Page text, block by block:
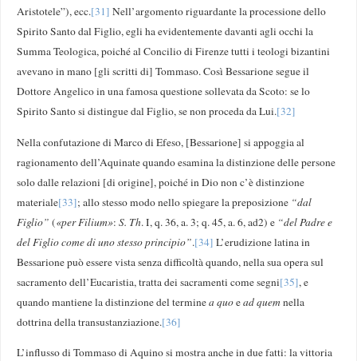
Aristotele”), ecc.[31] Nell’argomento riguardante la processione dello
Spirito Santo dal Figlio, egli ha evidentemente davanti agli occhi la
Summa Teologica, poiché al Concilio di Firenze tutti i teologi bizantini
avevano in mano [gli scritti di] Tommaso. Così Bessarione segue il
Dottore Angelico in una famosa questione sollevata da Scoto: se lo
Spirito Santo si distingue dal Figlio, se non proceda da Lui.[32]
Nella confutazione di Marco di Efeso, [Bessarione] si appoggia al
ragionamento dell’Aquinate quando esamina la distinzione delle persone
solo dalle relazioni [di origine], poiché in Dio non c’è distinzione
materiale[33]; allo stesso modo nello spiegare la preposizione “dal
Figlio” («per Filium»:S. Th. I, q. 36, a. 3; q. 45, a. 6, ad2) e “del Padre e
del Figlio come di uno stesso principio”.[34] L’erudizione latina in
Bessarione può essere vista senza difficoltà quando, nella sua opera sul
sacramento dell’Eucaristia, tratta dei sacramenti come segni[35], e
quando mantiene la distinzione del terminea quoead quemnella
dottrina della transustanziazione.[36]
L’influsso di Tommaso di Aquino si mostra anche in due fatti: la vittoria